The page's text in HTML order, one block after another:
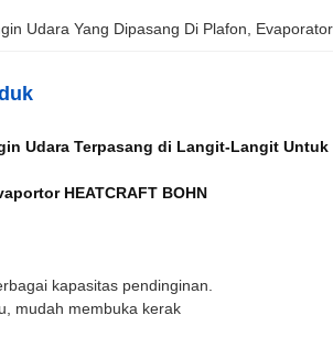
Udara Yang Dipasang Di Plafon
Udara Terpasang di Langit-Langit
HEATCRAFT BOHN
kapasitas pendinginan.
mudah membuka kerak